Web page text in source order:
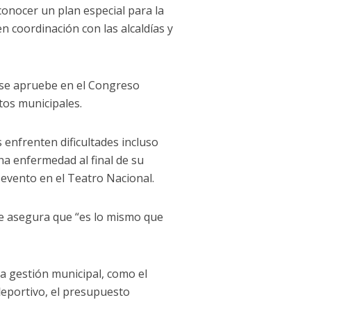
un plan especial para la
coordinación con las alcaldías y
apruebe en el Congreso
municipales.
enfrenten dificultades incluso
enfermedad al final de su
en el Teatro Nacional.
que “es lo mismo que
gestión municipal, como el
el presupuesto